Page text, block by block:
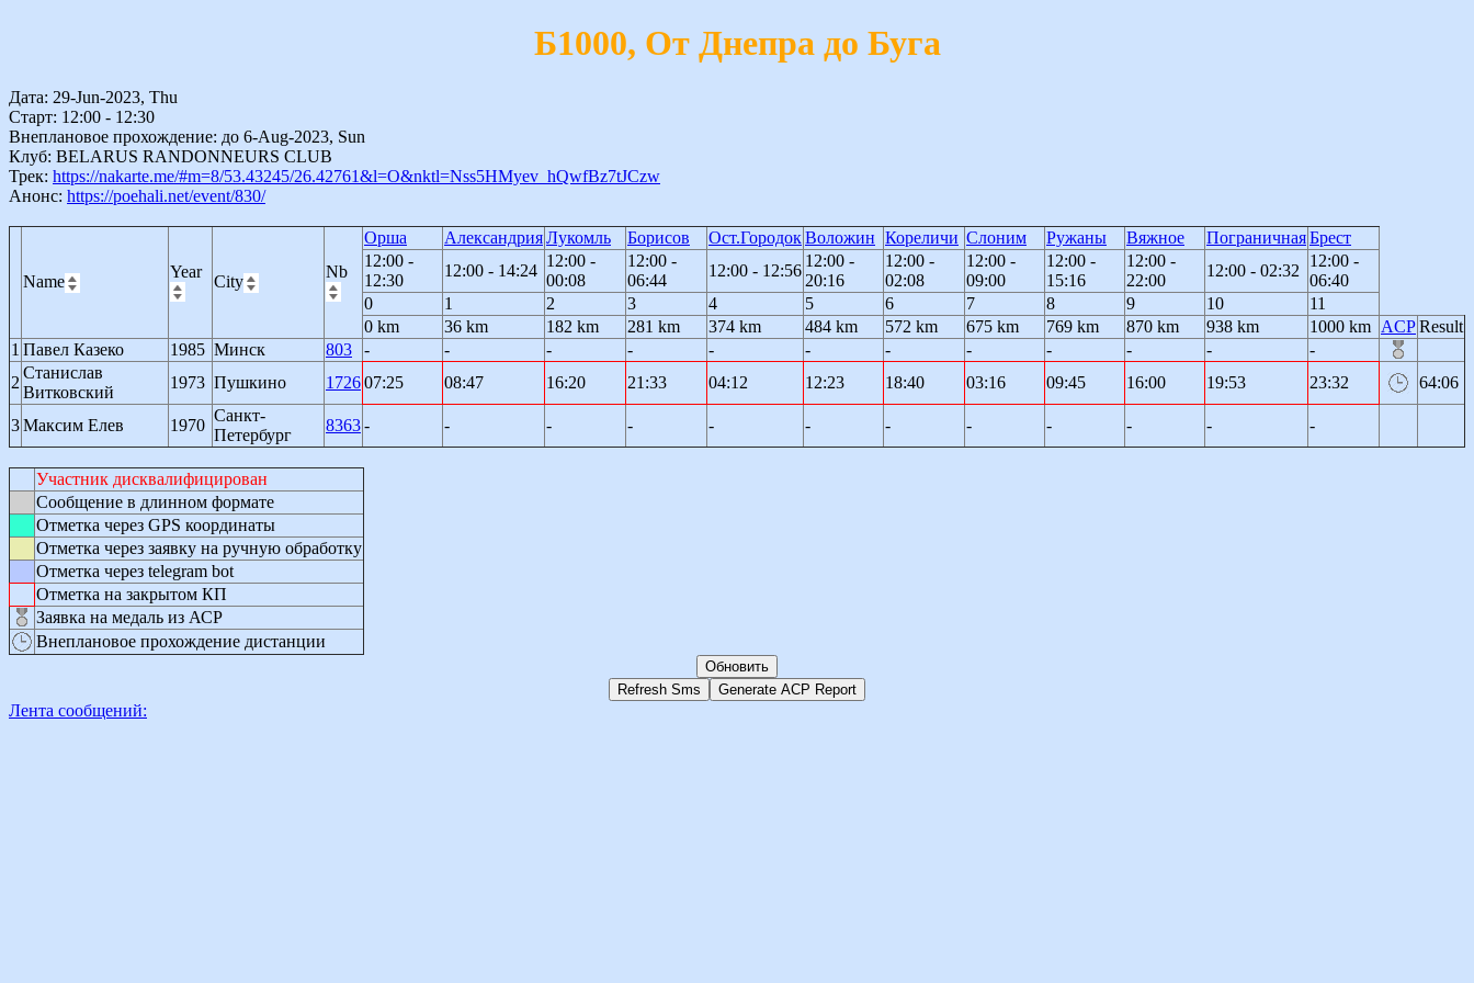
Б1000, От Днепра до Буга
Дата: 29-Jun-2023, Thu
Старт: 12:00 - 12:30
Внеплановое прохождение: до 6-Aug-2023, Sun
Клуб: BELARUS RANDONNEURS CLUB
Трек: https://nakarte.me/#m=8/53.43245/26.42761&l=O&nktl=Nss5HMyev_hQwfBz7tJCzw
Анонс: https://poehali.net/event/830/
Name
Year
City
Nb
Орша АлександрияЛукомль Борисов Ост.ГородокВоложин Кореличи Слоним Ружаны Вяжное ПограничнаяБрест
12:00 -
12:30
12:00 - 14:24
12:00 -
00:08
12:00 -
06:44
12:00 - 12:56
12:00 -
20:16
12:00 -
02:08
12:00 -
09:00
12:00 -
15:16
12:00 -
22:00
12:00 - 02:32
12:00 -
06:40
0
1 2 3 4 5 6 7 8 9 10
11
0 km
36 km 182 km 281 km 374 km 484 km 572 km 675 km 769 km 870 km 938 km 1000 km ACPResult
1 Павел Казеко 1985 Минск 803 - - - - - - - - - - -
-
2
Станислав
Витковский
1973 Пушкино 172607:25 08:47 16:20 21:33 04:12 12:23 18:40 03:16 09:45 16:00 19:53 23:32 64:06
3Максим Елев 1970
Санкт-
Петербург
8363- - - - - - - - - - - -
Участник дисквалифицирован
Сообщение в длинном формате
Отметка через GPS координаты
Отметка через заявку на ручную обработку
Отметка через telegram bot
Отметка на закрытом КП
Заявка на медаль из АСР
Внеплановое прохождение дистанции
Лента сообщений: